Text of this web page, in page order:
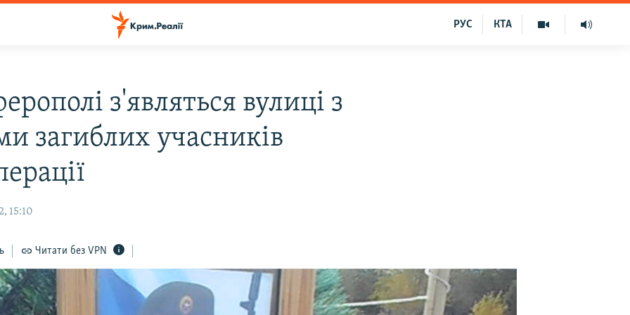
КТА
РУС
з'являться вулиці з
загиблих учасників
15:10
Читати без VPN